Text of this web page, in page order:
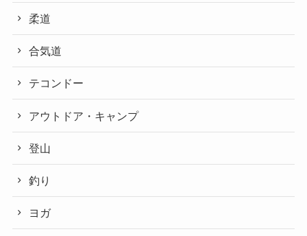
柔道
合気道
テコンドー
アウトドア・キャンプ
登山
釣り
ヨガ